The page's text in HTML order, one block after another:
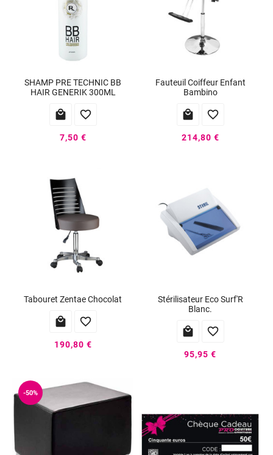
SHAMP PRE TECHNIC BB
HAIR GENERIK 300ML
 
7,50 €
Fauteuil Coiffeur Enfant
Bambino
 
214,80 €
Tabouret Zentae Chocolat
 
190,80 €
Stérilisateur Eco Surf'R
Blanc.
 
95,95 €
-50%